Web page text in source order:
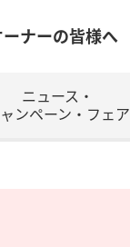
ナーの皆様へ
ニュース・
ンペーン・フェア